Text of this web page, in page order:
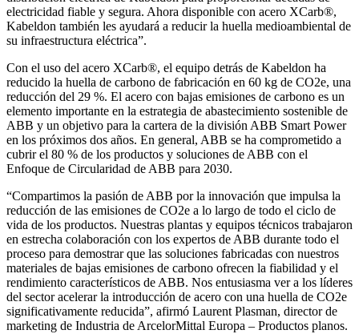
electricidad fiable y segura. Ahora disponible con acero XCarb®,
Kabeldon también les ayudará a reducir la huella medioambiental de
su infraestructura eléctrica”.
Con el uso del acero XCarb®, el equipo detrás de Kabeldon ha
reducido la huella de carbono de fabricación en 60 kg de CO2e, una
reducción del 29 %. El acero con bajas emisiones de carbono es un
elemento importante en la estrategia de abastecimiento sostenible de
ABB y un objetivo para la cartera de la división ABB Smart Power
en los próximos dos años. En general, ABB se ha comprometido a
cubrir el 80 % de los productos y soluciones de ABB con el
Enfoque de Circularidad de ABB para 2030.
“Compartimos la pasión de ABB por la innovación que impulsa la
reducción de las emisiones de CO2e a lo largo de todo el ciclo de
vida de los productos. Nuestras plantas y equipos técnicos trabajaron
en estrecha colaboración con los expertos de ABB durante todo el
proceso para demostrar que las soluciones fabricadas con nuestros
materiales de bajas emisiones de carbono ofrecen la fiabilidad y el
rendimiento característicos de ABB. Nos entusiasma ver a los líderes
del sector acelerar la introducción de acero con una huella de CO2e
significativamente reducida”, afirmó Laurent Plasman, director de
marketing de Industria de ArcelorMittal Europa – Productos planos.